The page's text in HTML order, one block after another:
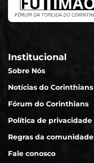
Institucional
Sobre Nós
Notícias do Corinthians
Fórum do Corinthians
Política de privacidade
Regras da comunidade
Fale conosco